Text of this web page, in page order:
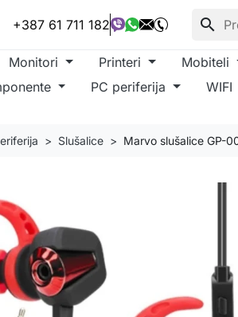
+387 61 711 182 search
Monitori Printeri Mobiteli
PC periferija WIFI
Slušalice Marvo slušalice GP-